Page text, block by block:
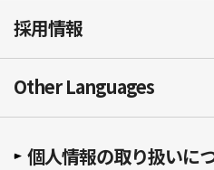
採用情報
Other Languages
個人情報の取り扱いに